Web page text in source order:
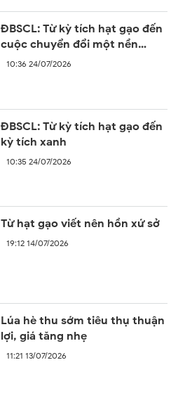
ĐBSCL: Từ kỳ tích hạt gạo đến
cuộc chuyển đổi một nền
nông nghiệp trường thành
10:36 24/07/2026
ĐBSCL: Từ kỳ tích hạt gạo đến
kỳ tích xanh
10:35 24/07/2026
Từ hạt gạo viết nên hồn xứ sở
19:12 14/07/2026
Lúa hè thu sớm tiêu thụ thuận
lợi, giá tăng nhẹ
11:21 13/07/2026